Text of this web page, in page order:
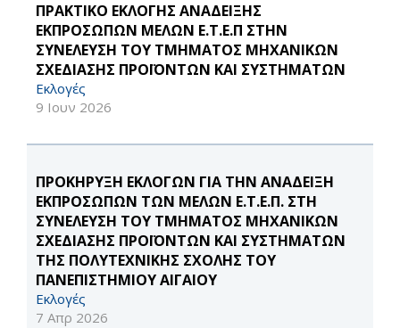
ΠΡΑΚΤΙΚΟ ΕΚΛΟΓΗΣ ΑΝΑΔΕΙΞΗΣ
ΕΚΠΡΟΣΩΠΩΝ ΜΕΛΩΝ Ε.Τ.Ε.Π ΣΤΗΝ
ΣΥΝΕΛΕΥΣΗ ΤΟΥ ΤΜΗΜΑΤΟΣ ΜΗΧΑΝΙΚΩΝ
ΣΧΕΔΙΑΣΗΣ ΠΡΟΪΟΝΤΩΝ ΚΑΙ ΣΥΣΤΗΜΑΤΩΝ
Εκλογές
9 Ιουν 2026
ΠΡΟΚΗΡΥΞΗ ΕΚΛΟΓΩΝ ΓΙΑ ΤΗΝ ΑΝΑΔΕΙΞΗ
ΕΚΠΡΟΣΩΠΩΝ ΤΩΝ ΜΕΛΩΝ Ε.Τ.Ε.Π. ΣΤΗ
ΣΥΝΕΛΕΥΣΗ ΤΟΥ ΤΜΗΜΑΤΟΣ ΜΗΧΑΝΙΚΩΝ
ΣΧΕΔΙΑΣΗΣ ΠΡΟΪΟΝΤΩΝ ΚΑΙ ΣΥΣΤΗΜΑΤΩΝ
ΤΗΣ ΠΟΛΥΤΕΧΝΙΚΗΣ ΣΧΟΛΗΣ ΤΟΥ
ΠΑΝΕΠΙΣΤΗΜΙΟΥ ΑΙΓΑΙΟΥ
Εκλογές
7 Απρ 2026